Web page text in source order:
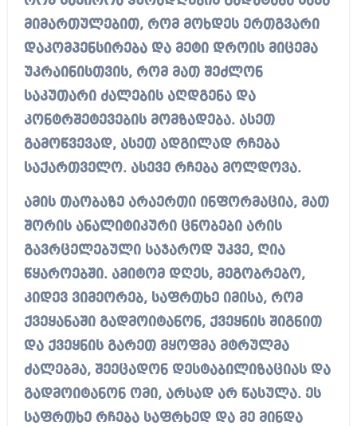
მიმართულებით, რომ მოხდეს ერთგვარი
დაკომპენსირება და მეტი დროის მიცემა
უკრაინისთვის, რომ მათ შეძლონ
საკუთარი ძალების აღდგენა და
კონტრშეტევების მომზადება. ასეთ
გამოწვევად, ასეთ ადგილად რჩება
საქართველო. ასევე რჩება მოლდოვა.
ამის თაობაზე არაერთი ინფორმაცია, მათ
შორის ანალიტიკური ცნობები არის
გავრცელებული საჯაროდ უკვე, ღია
წყაროებში. ამიტომ დღეს, მეგობრებო,
კიდევ ვიმეორებ, საფრთხე იმისა, რომ
ქვეყანაში გადმოიტანონ, ქვეყნის შიგნით
და ქვეყნის გარეთ მყოფმა მტრულმა
ძალებმა, შეეცადონ დესტაბილიზაციას და
გადმოიტანონ ომი, არსად არ წასულა. ეს
საფრთხე რჩება საფრხედ და მე მინდა